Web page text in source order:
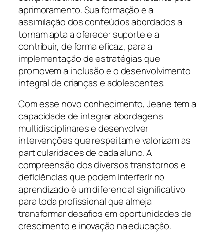
aprimoramento. Sua formação e a
assimilação dos conteúdos abordados a
tornam apta a oferecer suporte e a
contribuir, de forma eficaz, para a
implementação de estratégias que
promovem a inclusão e o desenvolvimento
integral de crianças e adolescentes.
Com esse novo conhecimento, Jeane tem a
capacidade de integrar abordagens
multidisciplinares e desenvolver
intervenções que respeitam e valorizam as
particularidades de cada aluno. A
compreensão dos diversos transtornos e
deficiências que podem interferir no
aprendizado é um diferencial significativo
para toda profissional que almeja
transformar desafios em oportunidades de
crescimento e inovação na educação.